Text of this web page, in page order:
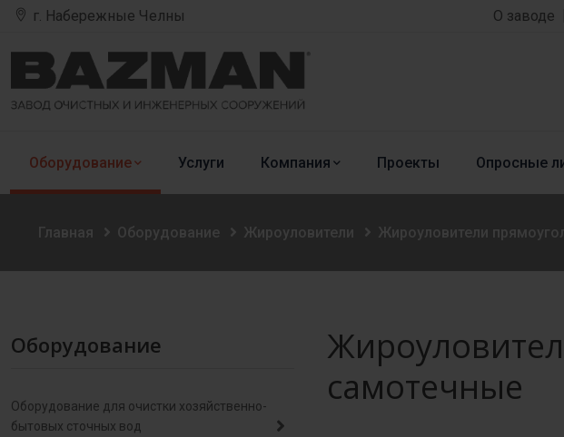
г. Набережные Челны О заводе
Оборудование Услуги Компания Проекты Опросные
Главная Оборудование Жироуловители Жироуловители
Оборудование
Оборудование для очистки хозяйственно-
бытовых сточных вод
самотечные